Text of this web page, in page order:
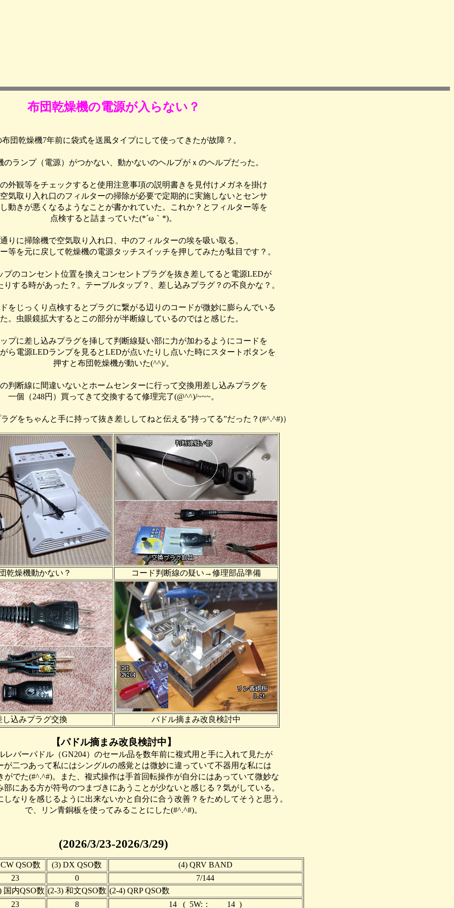
布団乾燥機の電源が入らない？
布団乾燥機7年前に袋式を送風タイプにして使ってきたが故障？。
のランプ（電源）がつかない、動かないのヘルプがｘのヘルプだった。
外観等をチェックすると使用注意事項の説明書きを見付けメガネを掛け
気取り入れ口のフィルターの掃除が必要で定期的に実施しないとセンサ
動きが悪くなるようなことが書かれていた。これか？とフィルター等を
点検すると詰まっていた(*´ω｀*)。
りに掃除機で空気取り入れ口、中のフィルターの埃を吸い取る。
等を元に戻して乾燥機の電源タッチスイッチを押してみたが駄目です？。
プのコンセント位置を換えコンセントプラグを抜き差してると電源LEDが
りする時があった？。テーブルタップ？、差し込みプラグ？の不良かな？。
をじっくり点検するとプラグに繋がる辺りのコードが微妙に膨らんでいる
。虫眼鏡拡大するとこの部分が半断線しているのではと感じた。
プに差し込みプラグを挿して判断線疑い部に力が加わるようにコードを
ら電源LEDランプを見るとLEDが点いたりし点いた時にスタートボタンを
押すと布団乾燥機が動いた(^^)/。
判断線に間違いないとホームセンターに行って交換用差し込みプラグを
一個（248円）買ってきて交換するて修理完了(@^^)/~~~。
グをちゃんと手に持って抜き差ししてねと伝える”持ってる”だった？(#^.^#)）
乾燥機動かない？ コード判断線の疑い→修理部品準備
し込みプラグ交換 パドル摘まみ改良検討中
【パドル摘まみ改良検討中】
レバーパドル（GN204）のセール品を数年前に複式用と手に入れて見たが
が二つあって私にはシングルの感覚とは微妙に違っていて不器用な私には
がでた(#^.^#)。また、複式操作は手首回転操作が自分にはあっていて微妙な
部にある方が符号のつまづきにあうことが少ないと感じる？気がしている。
しなりを感じるように出来ないかと自分に合う改善？をためしてそうと思う。
で、リン青銅板を使ってみることにした(#^.^#)。
(2026/3/23-2026/3/29)
QSO数 (3) DX QSO数
(4) QRV BAND
23
0
7/144
国内QSO数 (2-3) 和文QSO数 (2-4) QRP QSO数
23
8 14 ( 5W:： 14 )